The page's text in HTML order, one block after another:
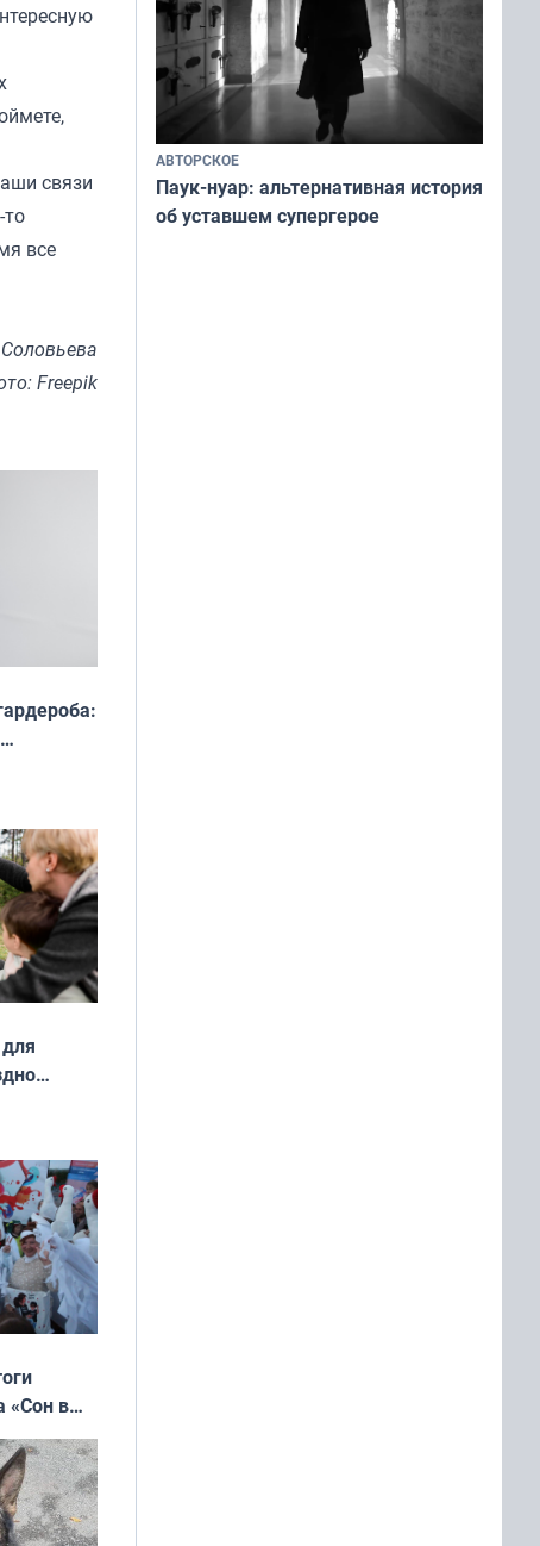
связи
все
Freepik
сезон
и без
«Сон в
АВТОРСКОЕ
Паук-нуар: альтернативная история
об уставшем супергерое